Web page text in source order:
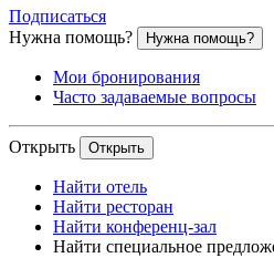
Подписаться
Нужна помощь?
Нужна помощь?
Мои бронирования
Часто задаваемые вопросы
Открыть Открыть
Найти отель
Найти ресторан
Найти конференц-зал
Найти специальное